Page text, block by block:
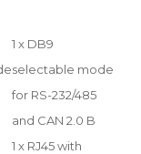
1 x DB9
selectable mode
for RS-232/485
and CAN 2.0 B
1 x RJ45 with